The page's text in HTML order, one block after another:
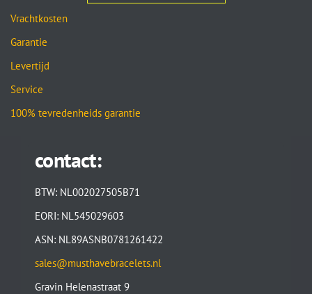
Vrachtkosten
Garantie
Levertijd
Service
100% tevredenheids garantie
contact:
BTW: NL002027505B71
EORI: NL545029603
ASN: NL89ASNB0781261422
sales@musthavebracelets.nl
Gravin Helenastraat 9